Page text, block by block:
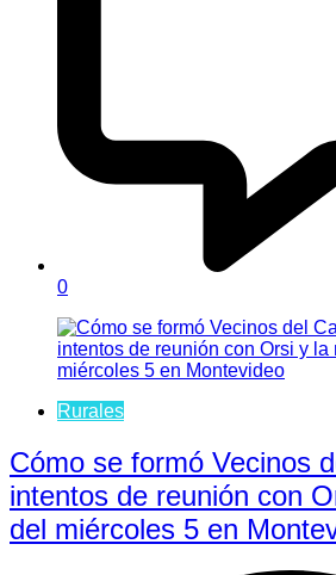
0
Rurales
Cómo se formó Vecinos
intentos de reunión con
del miércoles 5 en